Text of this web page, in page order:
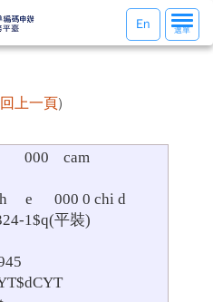
選
單
選單
En
回上一頁)